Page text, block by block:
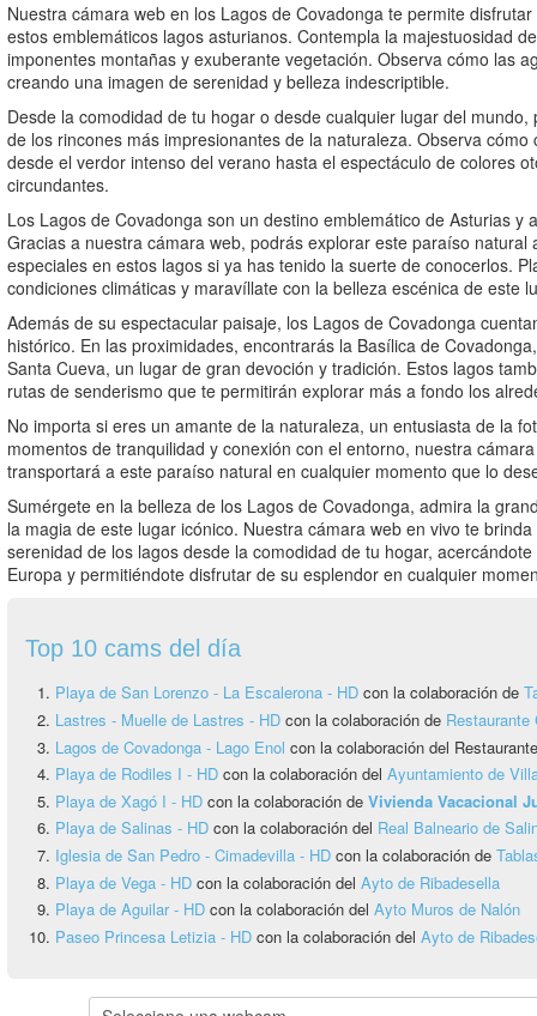
Nuestra cámara web en los Lagos de Covadonga te permite
estos emblemáticos lagos asturianos. Contempla la majestuosidad
imponentes montañas y exuberante vegetación. Observa cómo las
creando una imagen de serenidad y belleza indescriptible.
Desde la comodidad de tu hogar o desde cualquier lugar del
de los rincones más impresionantes de la naturaleza. Observa
desde el verdor intenso del verano hasta el espectáculo de colores
circundantes.
Los Lagos de Covadonga son un destino emblemático de Asturias y
Gracias a nuestra cámara web, podrás explorar este paraíso
especiales en estos lagos si ya has tenido la suerte de conocerlos.
condiciones climáticas y maravíllate con la belleza escénica de este
Además de su espectacular paisaje, los Lagos de Covadonga
histórico. En las proximidades, encontrarás la Basílica de
Santa Cueva, un lugar de gran devoción y tradición. Estos lagos
rutas de senderismo que te permitirán explorar más a fondo los
No importa si eres un amante de la naturaleza, un entusiasta de la
momentos de tranquilidad y conexión con el entorno, nuestra
transportará a este paraíso natural en cualquier momento que lo
Sumérgete en la belleza de los Lagos de Covadonga, admira la
la magia de este lugar icónico. Nuestra cámara web en vivo te
serenidad de los lagos desde la comodidad de tu hogar,
Europa y permitiéndote disfrutar de su esplendor en cualquier
Top 10 cams del día
Playa de San Lorenzo - La Escalerona - HD con la colaboración de
Lastres - Muelle de Lastres - HD con la colaboración de
Lagos de Covadonga - Lago Enol con la colaboración del
Playa de Rodiles I - HD con la colaboración del Ayuntamiento de
Playa de Xagó I - HD con la colaboración de Vivienda Vacacional
Playa de Salinas - HD con la colaboración del Real Balneario de
Iglesia de San Pedro - Cimadevilla - HD con la colaboración de
Playa de Vega - HD con la colaboración del Ayto de Ribadesella
Playa de Aguilar - HD con la colaboración del Ayto Muros de Nalón
Paseo Princesa Letizia - HD con la colaboración del Ayto de